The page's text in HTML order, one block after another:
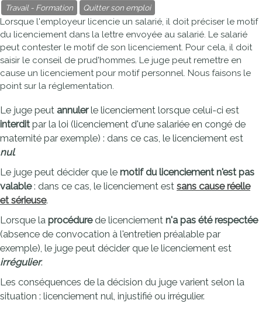
Travail - Formation Quitter son emploi
Lorsque l'employeur licencie un salarié, il doit préciser le motif
du licenciement dans la lettre envoyée au salarié. Le salarié
peut contester le motif de son licenciement. Pour cela, il doit
saisir le conseil de prud'hommes. Le juge peut remettre en
cause un licenciement pour motif personnel. Nous faisons le
point sur la réglementation.
Le juge peut annulerle licenciement lorsque celui-ci est
interditpar la loi (licenciement d'une salariée en congé de
maternité par exemple) : dans ce cas, le licenciement est
nul.
Le juge peut décider que le motif du licenciement n'est pas
valable: dans ce cas, le licenciement est sans cause réelle
et sérieuse.
Lorsque la procédurede licenciement n'a pas été respectée
(absence de convocation à l'entretien préalable par
exemple), le juge peut décider que le licenciement est
irrégulier.
Les conséquences de la décision du juge varient selon la
situation : licenciement nul, injustifié ou irrégulier.